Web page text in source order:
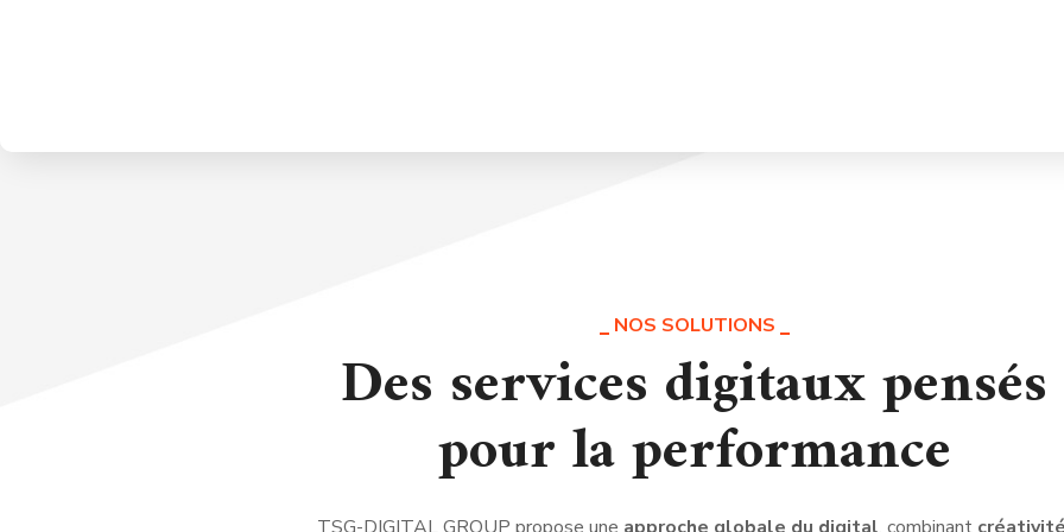
NOS SOLUTIONS
Des services digitaux pensés
pour la performance